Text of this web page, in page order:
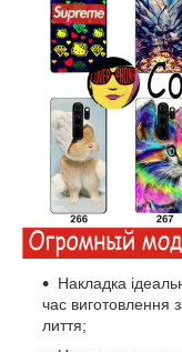
Накладка
час виготовлення
лиття;